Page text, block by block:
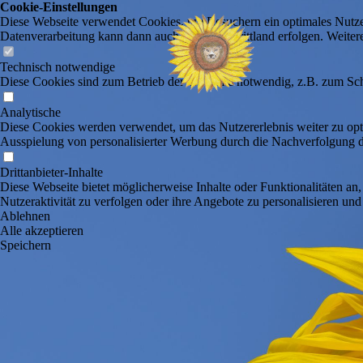
Cookie-Einstellungen
Diese Webseite verwendet Cookies, um Besuchern ein optimales
Datenverarbeitung kann dann auch in einem Drittland erfolgen.
Technisch notwendige
Diese Cookies sind zum Betrieb der Webseite notwendig, z.B. zum
Analytische
Diese Cookies werden verwendet, um das Nutzererlebnis weiter zu
Ausspielung von personalisierter Werbung durch die Nachverfolgung
Drittanbieter-Inhalte
Diese Webseite bietet möglicherweise Inhalte oder Funktionalitäten
Nutzeraktivität zu verfolgen oder ihre Angebote zu personalisieren
Ablehnen
Alle akzeptieren
Speichern